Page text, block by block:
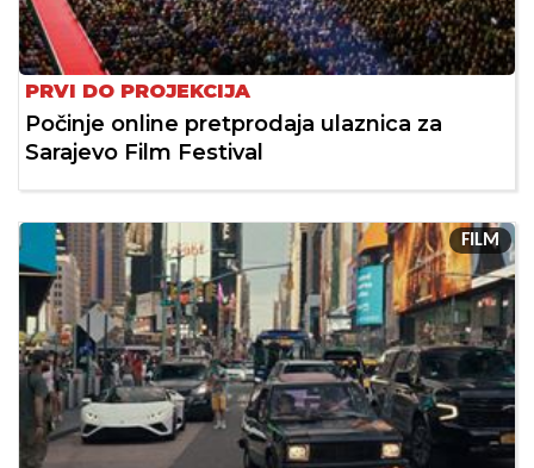
PRVI DO PROJEKCIJA
Počinje online pretprodaja ulaznica za
Sarajevo Film Festival
FILM